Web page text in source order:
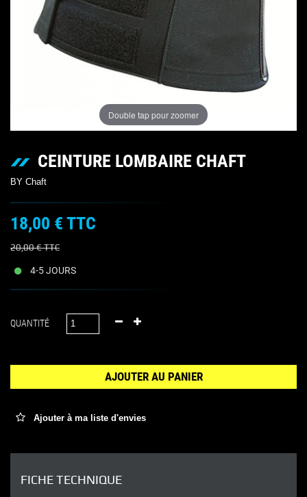
Double tap pour zoomer
CEINTURE LOMBAIRE CHAFT
BY Chaft
18,00 € TTC
20,00 €TTC
4-5 JOURS
QUANTITÉ
AJOUTER AU PANIER
Ajouter à ma liste d'envies
FICHE TECHNIQUE